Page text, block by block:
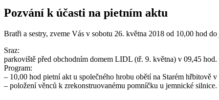
Pozvání k účasti na pietním aktu
Bratři a sestry, zveme Vás v sobotu 26. května 2018 od 10,00 hod
Sraz:
parkoviště před obchodním domem LIDL (tř. 9. května) v 09,45 hod.
Program:
– 10,00 hod pietní akt u společného hrobu obětí na Starém hřbitově
– položení věnců k zrekonstruovanému pomníčku u jemnické silnice.